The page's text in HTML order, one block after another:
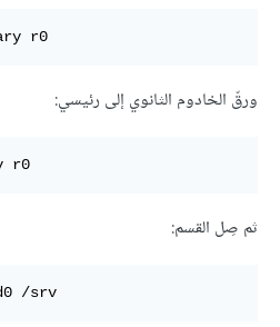
r0
ورقّ الخادوم الثانوي إلى رئيسي:
r0
ثم صِل القسم:
/srv